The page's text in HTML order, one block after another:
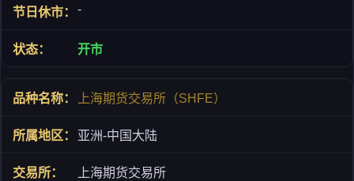
-
开市
上海期货交易所（SHFE）
亚洲-中国大陆
上海期货交易所